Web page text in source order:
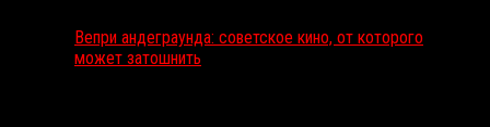
Вепри андеграунда: советское кино, от которого
может затошнить